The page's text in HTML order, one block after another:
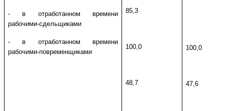
- в отработанном времени
рабочими-сдельщиками
- в отработанном времени
рабочими-повременщиками
85,3
100,0
48,7
100,0
47,6